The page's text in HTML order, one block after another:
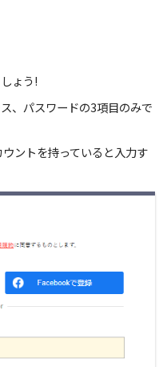
ょう!
、パスワードの3項目のみで
ントを持っていると入力す